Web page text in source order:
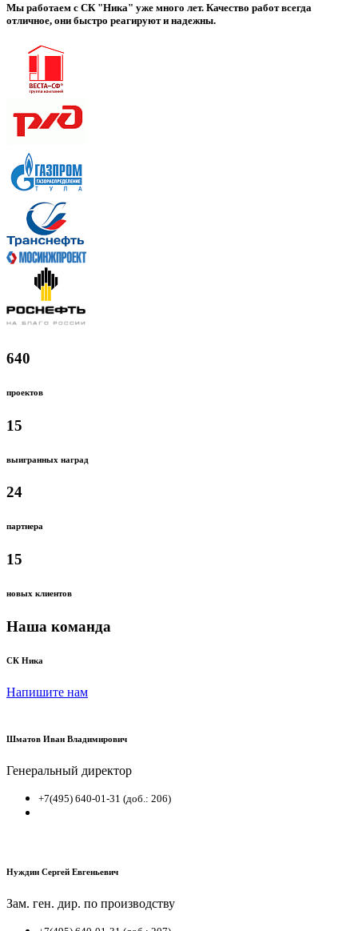
Мы работаем с СК "Ника" уже много лет. Качество работ всегда
отличное, они быстро реагируют и надежны.
640
проектов
15
выигранных наград
24
партнера
15
новых клиентов
Наша команда
СК Ника
Напишите нам
Шматов Иван Владимирович
Генеральный директор
+7(495) 640-01-31 (доб.: 206)
Нуждин Сергей Евгеньевич
Зам. ген. дир. по производству